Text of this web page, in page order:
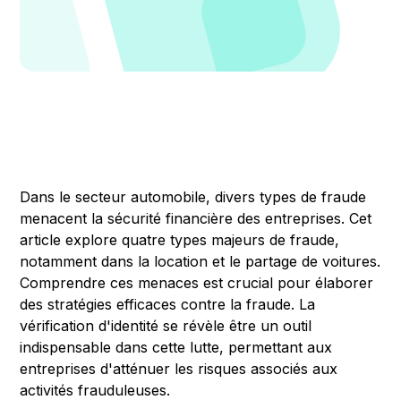
Dans le secteur automobile, divers types de fraude
menacent la sécurité financière des entreprises. Cet
article explore quatre types majeurs de fraude,
notamment dans la location et le partage de voitures.
Comprendre ces menaces est crucial pour élaborer
des stratégies efficaces contre la fraude. La
vérification d'identité se révèle être un outil
indispensable dans cette lutte, permettant aux
entreprises d'atténuer les risques associés aux
activités frauduleuses.